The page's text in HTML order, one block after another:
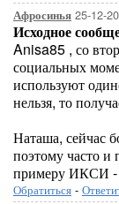
Афросинья 25-12-
Исходное
Anisa85 , со
социальных
используют
нельзя, то
Наташа, сейчас
поэтому часто
примеру ИКСИ -
Обратиться -